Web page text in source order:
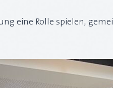
eine Rolle spielen,